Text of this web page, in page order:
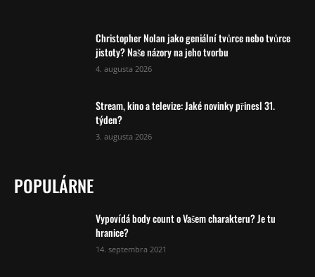
Christopher Nolan jako geniální tvůrce nebo tvůrce
jistoty? Naše názory na jeho tvorbu
4. augusta 2026
Stream, kino a televize: Jaké novinky přinesl 31.
týden?
3. augusta 2026
POPULÁRNE
Vypovídá body count o Vašem charakteru? Je tu
hranice?
14. septembra 2021